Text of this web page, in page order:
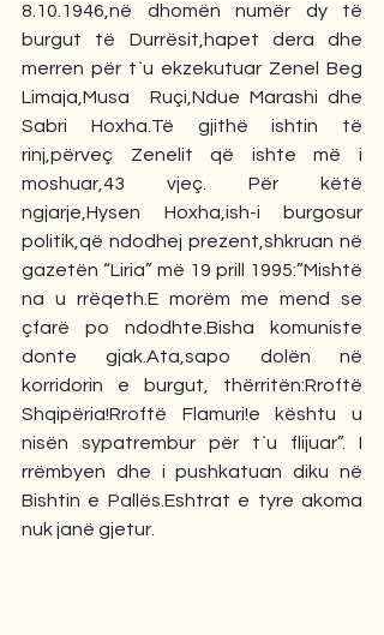
8.10.1946,në dhomën numër dy të
burgut të Durrësit,hapet dera dhe
merren për t`u ekzekutuar Zenel Beg
Limaja,Musa  Ruçi,Ndue Marashi dhe
Sabri Hoxha.Të gjithë ishtin të
rinj,përveç Zenelit që ishte më i
moshuar,43 vjeç. Për këtë
ngjarje,Hysen Hoxha,ish-i burgosur
politik,që ndodhej prezent,shkruan në
gazetën “Liria” më 19 prill 1995:”Mishtë
na u rrëqeth.E morëm me mend se
çfarë po ndodhte.Bisha komuniste
donte gjak.Ata,sapo dolën në
korridorin e burgut, thërritën:Rroftë
Shqipëria!Rroftë Flamuri!e kështu u
nisën sypatrembur për t`u flijuar”. I
rrëmbyen dhe i pushkatuan diku në
Bishtin e Pallës.Eshtrat e tyre akoma
nuk janë gjetur.